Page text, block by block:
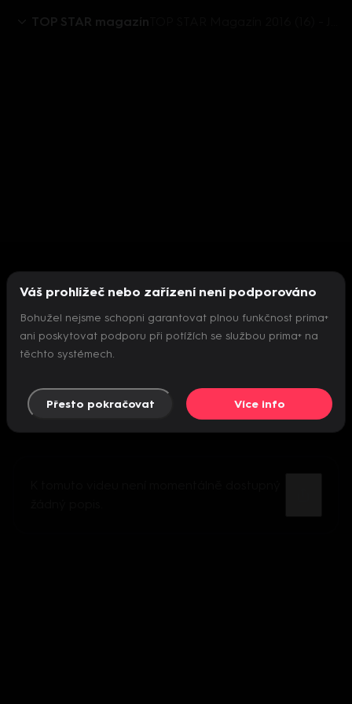
TOP STAR magazín
Nepodařilo se inicializovat přehrávač
Váš prohlížeč nebo zařízení není podporováno
Bohužel nejsme schopni garantovat plnou funkčnost prima+
ani poskytovat podporu při potížích se službou prima+ na
těchto systémech.
Přesto pokračovat Více info